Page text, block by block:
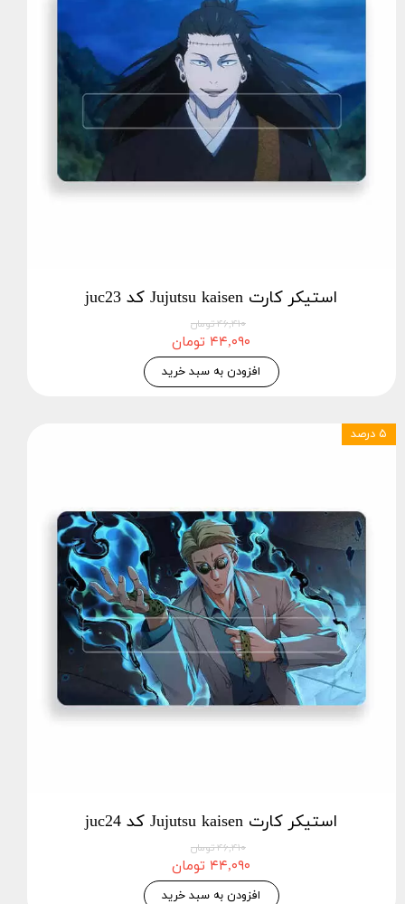
استیکر کارت Jujutsu kaisen کد juc23
۴۶,۴۱۰ تومان
۴۴,۰۹۰ تومان
افزودن به سبد خرید
استیکر کارت Jujutsu kaisen کد juc24
۴۶,۴۱۰ تومان
۴۴,۰۹۰ تومان
افزودن به سبد خرید
۵ درصد